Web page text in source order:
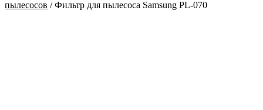
пылесосов /Фильтр для пылесоса Samsung PL-070